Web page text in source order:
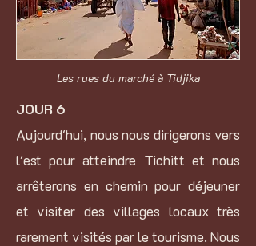
Les rues du marché à Tidjika
JOUR 6
Aujourd'hui, nous nous dirigerons vers
l'est pour atteindre Tichitt et nous
arrêterons en chemin pour déjeuner
et visiter des villages locaux très
rarement visités par le tourisme. Nous